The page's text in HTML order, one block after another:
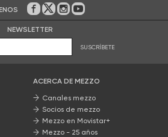
En Facebook
En Twitter
En Instagram
En Youtube
NEWSLETTER
SUSCRÍBETE
ACERCA DE MEZZO
Canales mezzo
Socios de mezzo
Mezzo en Movistar+
Mezzo - 25 años